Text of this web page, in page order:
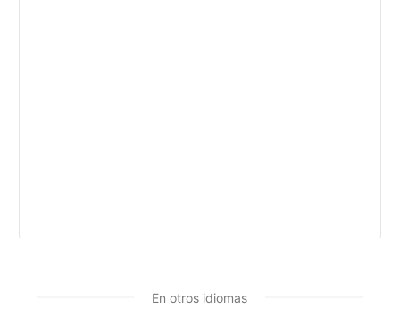
En otros idiomas